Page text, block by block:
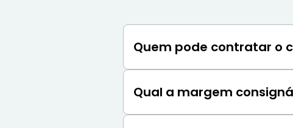
Quem pode contratar o
Todos os servidores ativos,
Qual a margem
Segundo as regras atuais, a